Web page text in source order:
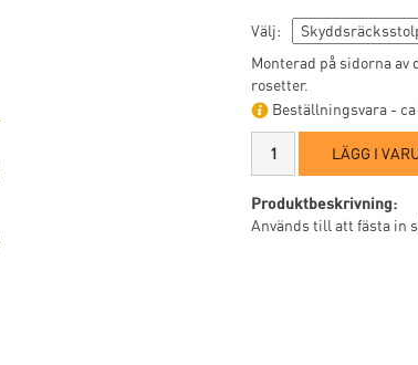
Välj:
Monterad på sidorna
rosetter.
Beställningsvara -
LÄGG I
Produktbeskrivning:
Används till att fästa in